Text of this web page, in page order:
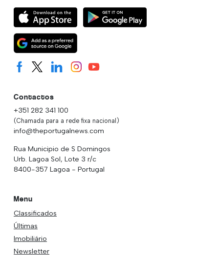
Contactos
+351 282 341 100
(Chamada para a rede fixa nacional)
info@theportugalnews.com
Rua Municipio de S Domingos
Urb. Lagoa Sol, Lote 3 r/c
8400-357 Lagoa - Portugal
Menu
Classificados
Últimas
Imobiliário
Newsletter